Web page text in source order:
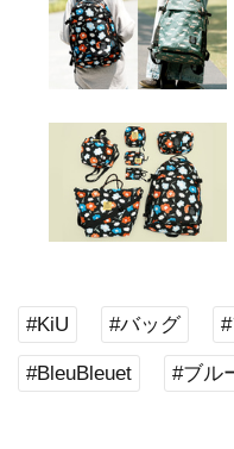
#KiU #バッグ
#BleuBleuet #ブル